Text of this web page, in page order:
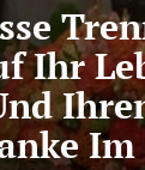
Ihr
Im